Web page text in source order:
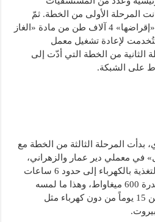
المرحلة الأولى من الخطة. ثمّ
طلبت مؤسّسة كهرباء لبنان «إقراضها» 4 آلاف طن من مادة «الغاز
لإعادة تشغيل معمل
الثانية من الخطة التي أدّت إلى
بدأت المرحلة الثالثة من الخطة مع
في معملي دير عمار والزهراني،
وخلال هذه المرحلة ستصل التغذية بالكهرباء إلى حدود 6 ساعات
يومياً مع وصول الإنتاج إلى قدرة 600 ميغاواط، وهذا ما لمسه
مواطنون في مناطق لأكثر من 15 يوماً من دون كهرباء مثل